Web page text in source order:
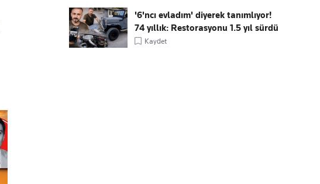
'6'ncı evladım' diyerek tanımlıyor!
74 yıllık: Restorasyonu 1.5 yıl sürdü
Kaydet